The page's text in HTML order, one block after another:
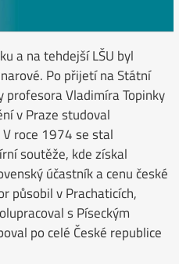
a na tehdejší LŠU byl
Po přijetí na Státní
Vladimíra Topinky
v Praze studoval
roce 1974 se stal
soutěže, kde získal
účastník a cenu české
působil v Prachaticích,
s Píseckým
po celé České republice